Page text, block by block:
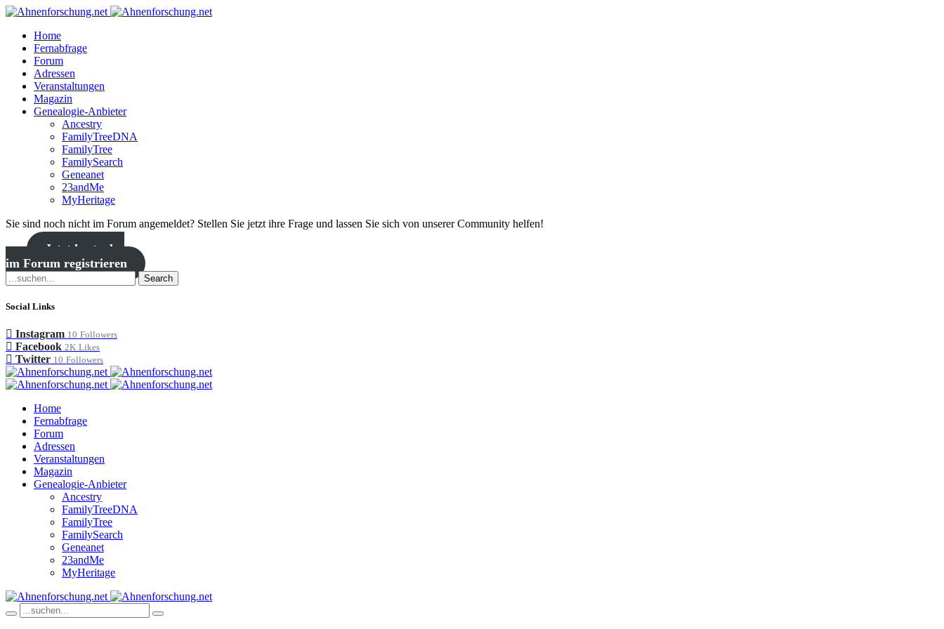
Home
Fernabfrage
Forum
Adressen
Veranstaltungen
Magazin
Genealogie-Anbieter
Ancestry
FamilyTreeDNA
FamilyTree
FamilySearch
Geneanet
23andMe
MyHeritage
Sie sind noch nicht im Forum angemeldet? Stellen Sie jetzt ihre Frage und lassen Sie sich von unserer Community helfen!
Jetzt kostenlos
im Forum registrieren
Search
Social Links
Instagram 10 Followers
Facebook 2K Likes
Twitter 10 Followers
Home
Fernabfrage
Forum
Adressen
Veranstaltungen
Magazin
Genealogie-Anbieter
Ancestry
FamilyTreeDNA
FamilyTree
FamilySearch
Geneanet
23andMe
MyHeritage